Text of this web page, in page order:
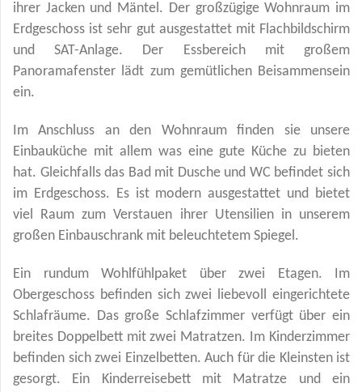
ihrer Jacken und Mäntel. Der großzügige Wohnraum im
Erdgeschoss ist sehr gut ausgestattet mit Flachbildschirm
und SAT-Anlage. Der Essbereich mit großem
Panoramafenster lädt zum gemütlichen Beisammensein
ein.
Im Anschluss an den Wohnraum finden sie unsere
Einbauküche mit allem was eine gute Küche zu bieten
hat. Gleichfalls das Bad mit Dusche und WC befindet sich
im Erdgeschoss. Es ist modern ausgestattet und bietet
viel Raum zum Verstauen ihrer Utensilien in unserem
großen Einbauschrank mit beleuchtetem Spiegel.
Ein rundum Wohlfühlpaket über zwei Etagen. Im
Obergeschoss befinden sich zwei liebevoll eingerichtete
Schlafräume. Das große Schlafzimmer verfügt über ein
breites Doppelbett mit zwei Matratzen. Im Kinderzimmer
befinden sich zwei Einzelbetten. Auch für die Kleinsten ist
gesorgt. Ein Kinderreisebett mit Matratze und ein